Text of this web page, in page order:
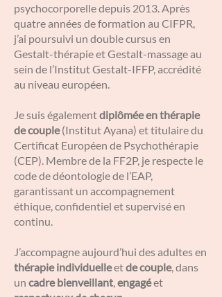
psychocorporelle depuis 2013. Après
quatre années de formation au CIFPR,
j’ai poursuivi un double cursus en
Gestalt-thérapie et Gestalt-massage au
sein de l’Institut Gestalt-IFFP, accrédité
au niveau européen.
Je suis égalementdiplômée en thérapie
de couple(Institut Ayana) et titulaire du
Certificat Européen de Psychothérapie
(CEP). Membre de la FF2P, je respecte le
code de déontologie de l’EAP,
garantissant un accompagnement
éthique, confidentiel et supervisé en
continu.
J’accompagne aujourd’hui des adultes en
thérapie individuelleetde couple, dans
un cadre bienveillant,engagéet